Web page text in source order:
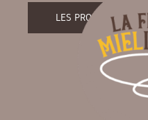
LES PRODUITS DE